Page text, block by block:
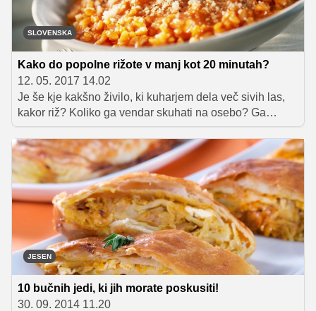
SLOVENSKA
Kako do popolne rižote v manj kot 20 minutah?
12. 05. 2017 14.02
Je še kje kakšno živilo, ki kuharjem dela več sivih las,
kakor riž? Koliko ga vendar skuhati na osebo? Ga
moramo oplakniti, postekleniti, mešati med kuhanjem ali
ne? Kateri riž sploh je primeren za rižoto? Kaj
navsezadnje je rižota?
JESEN
10 bučnih jedi, ki jih morate poskusiti!
30. 09. 2014 11.20